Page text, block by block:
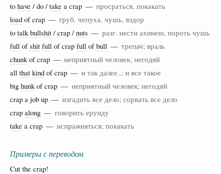
to have / do / take a crap — просраться, покакать
load of crap — груб. чепуха, чушь, вздор
to talk bullshit / crap / nuts — разг. нести ахинею, пороть чушь
full ofshit full of crap full ofbull — трепач; враль
chunk of crap — неприятный человек; негодяй
all that kind of crap — и так далее..; и все такое
big hunk of crap — неприятный человек; негодяй
crap a job up — изгадить все дело; сорвать все дело
crap along — говорить ерунду
take a crap — испражняться; покакать
Примеры с переводом
Cut the crap!